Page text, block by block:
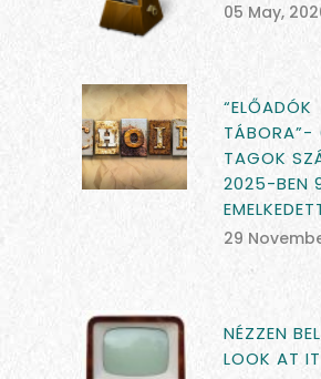
05 May,
“ELŐADÓK
TÁBORA”-
TAGOK
2025-BEN
29
NÉZZEN
LOOK AT IT